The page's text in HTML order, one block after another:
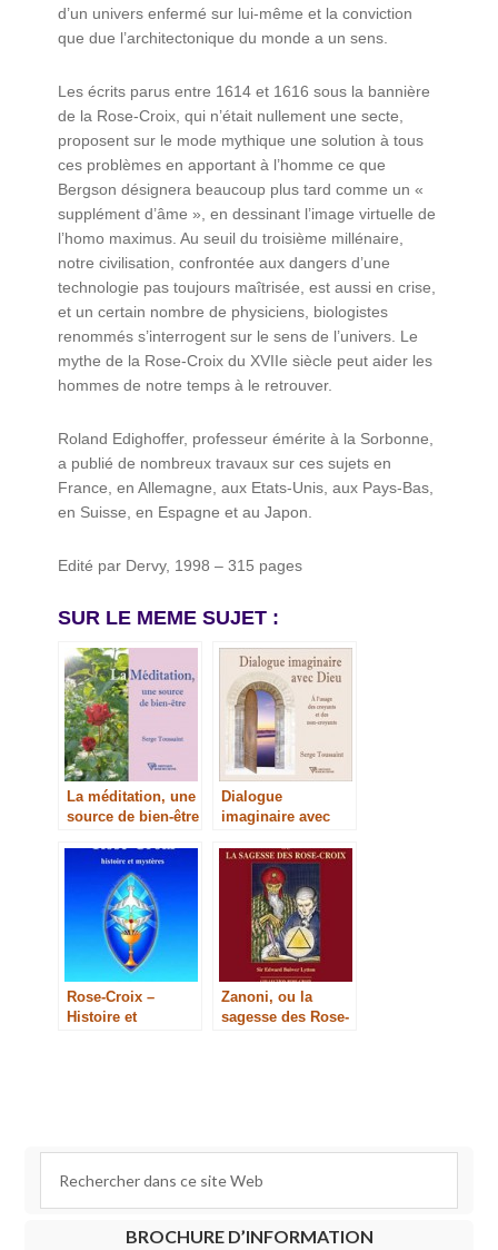
d’un univers enfermé sur lui-même et la conviction
que due l’architectonique du monde a un sens.
Les écrits parus entre 1614 et 1616 sous la bannière
de la Rose-Croix, qui n’était nullement une secte,
proposent sur le mode mythique une solution à tous
ces problèmes en apportant à l’homme ce que
Bergson désignera beaucoup plus tard comme un «
supplément d’âme », en dessinant l’image virtuelle de
l’homo maximus. Au seuil du troisième millénaire,
notre civilisation, confrontée aux dangers d’une
technologie pas toujours maîtrisée, est aussi en crise,
et un certain nombre de physiciens, biologistes
renommés s’interrogent sur le sens de l’univers. Le
mythe de la Rose-Croix du XVIIe siècle peut aider les
hommes de notre temps à le retrouver.
Roland Edighoffer, professeur émérite à la Sorbonne,
a publié de nombreux travaux sur ces sujets en
France, en Allemagne, aux Etats-Unis, aux Pays-Bas,
en Suisse, en Espagne et au Japon.
Edité par Dervy, 1998 – 315 pages
SUR LE MEME SUJET :
La méditation, une
source de bien-être
Dialogue
imaginaire avec
Rose-Croix –
Histoire et
Zanoni, ou la
sagesse des Rose-
BROCHURE D’INFORMATION